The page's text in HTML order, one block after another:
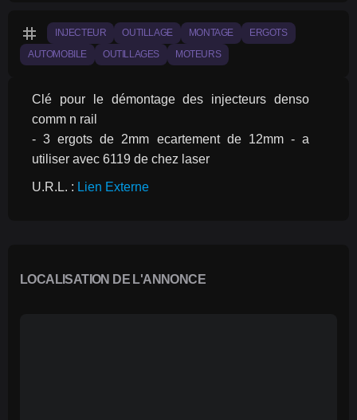
tag INJECTEUR OUTILLAGE MONTAGE ERGOTS
AUTOMOBILE OUTILLAGES MOTEURS
Clé pour le démontage des injecteurs denso
comm n rail
- 3 ergots de 2mm ecartement de 12mm - a
utiliser avec 6119 de chez laser
U.R.L. : Lien Externe
LOCALISATION DE L'ANNONCE